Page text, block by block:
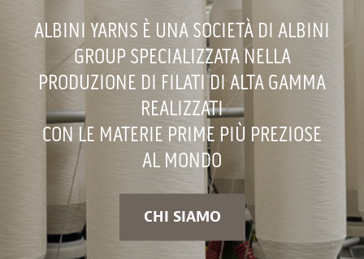
ALBINI YARNS È UNA SOCIETÀ DI ALBINI
GROUP SPECIALIZZATA NELLA
PRODUZIONE DI FILATI DI ALTA GAMMA
REALIZZATI
CON LE MATERIE PRIME PIÙ PREZIOSE
AL MONDO
CHI SIAMO